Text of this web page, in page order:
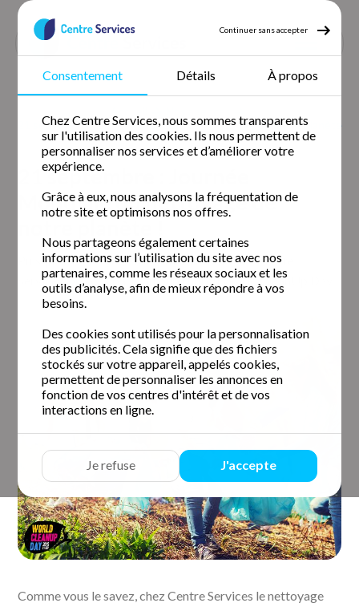
Continuer sans accepter
Consentement Détails À propos
Chez Centre Services, nous sommes transparents
sur l'utilisation des cookies. Ils nous permettent de
personnaliser nos services et d’améliorer votre
expérience.
Grâce à eux, nous analysons la fréquentation de
notre site et optimisons nos offres.
Nous partageons également certaines
informations sur l’utilisation du site avec nos
partenaires, comme les réseaux sociaux et les
outils d’analyse, afin de mieux répondre à vos
besoins.
Des cookies sont utilisés pour la personnalisation
des publicités. Cela signifie que des fichiers
stockés sur votre appareil, appelés cookies,
permettent de personnaliser les annonces en
fonction de vos centres d'intérêt et de vos
interactions en ligne.
Je refuse J'accepte
21 septembre : Journée Mondiale du nettoyage de notre planète
!
21 septembre : Journée
Mondiale du nettoyage de
notre planète !
Puisque le nettoyage est le maître mot chez Centre
Services, on vous parle aujourd'hui du World CleanUp Day !
Comme vous le savez, chez Centre Services le nettoyage